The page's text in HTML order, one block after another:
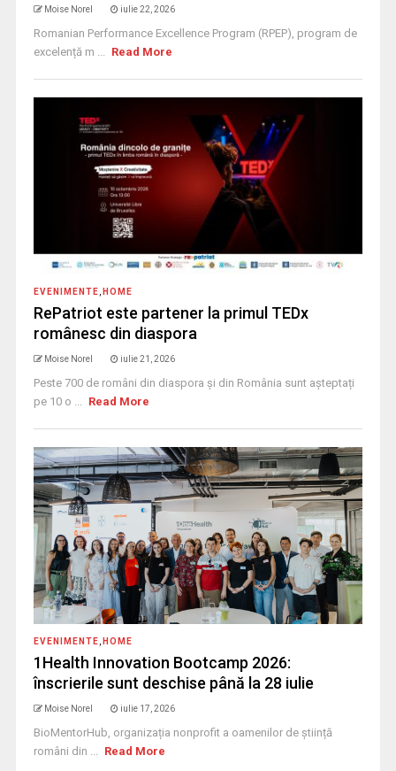
Moise Norel iulie 22, 2026
Romanian Performance Excellence Program (RPEP), program de
excelență m ... Read More
EVENIMENTE HOME
RePatriot este partener la primul TEDx
românesc din diaspora
Moise Norel iulie 21, 2026
Peste 700 de români din diaspora și din România sunt așteptați
pe 10 o ... Read More
EVENIMENTE HOME
1Health Innovation Bootcamp 2026:
înscrierile sunt deschise până la 28 iulie
Moise Norel iulie 17, 2026
BioMentorHub, organizația nonprofit a oamenilor de știință
români din ... Read More